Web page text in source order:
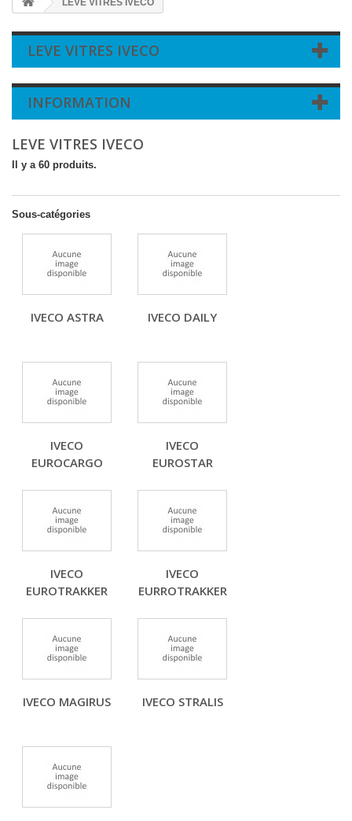
LEVE VITRES IVECO
LEVE VITRES IVECO
INFORMATION
LEVE VITRES IVECO
Il y a 60 produits.
Sous-catégories
IVECO ASTRA IVECO DAILY
IVECO
EUROCARGO
IVECO
EUROSTAR
IVECO
EUROTRAKKER
IVECO
EURROTRAKKER
IVECO MAGIRUS IVECO STRALIS